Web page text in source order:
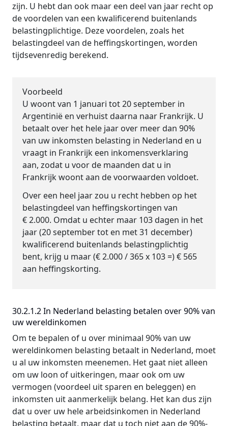
zijn. U hebt dan ook maar een deel van jaar recht op
de voordelen van een kwalificerend buitenlands
belastingplichtige. Deze voordelen, zoals het
belastingdeel van de heffingskortingen, worden
tijdsevenredig berekend.
Voorbeeld
U woont van 1 januari tot 20 september in
Argentinië en verhuist daarna naar Frankrijk. U
betaalt over het hele jaar over meer dan 90%
van uw inkomsten belasting in Nederland en u
vraagt in Frankrijk een inkomensverklaring
aan, zodat u voor de maanden dat u in
Frankrijk woont aan de voorwaarden voldoet.
Over een heel jaar zou u recht hebben op het
belastingdeel van heffingskortingen van
€ 2.000. Omdat u echter maar 103 dagen in het
jaar (20 september tot en met 31 december)
kwalificerend buitenlands belastingplichtig
bent, krijg u maar (€ 2.000 / 365 x 103 =) € 565
aan heffingskorting.
30.2.1.2 In Nederland belasting betalen over 90% van
uw wereldinkomen
Om te bepalen of u over minimaal 90% van uw
wereldinkomen belasting betaalt in Nederland, moet
u al uw inkomsten meenemen. Het gaat niet alleen
om uw loon of uitkeringen, maar ook om uw
vermogen (voordeel uit sparen en beleggen) en
inkomsten uit aanmerkelijk belang. Het kan dus zijn
dat u over uw hele arbeidsinkomen in Nederland
belasting betaalt, maar dat u toch niet aan de 90%-